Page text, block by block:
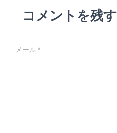
コメントを残す
メール*